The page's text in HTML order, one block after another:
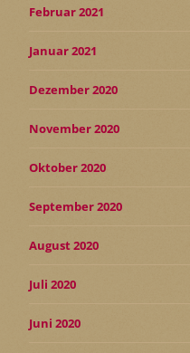
Februar 2021
Januar 2021
Dezember 2020
November 2020
Oktober 2020
September 2020
August 2020
Juli 2020
Juni 2020